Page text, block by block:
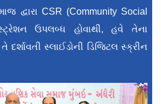
દ્વારા CSR (Community Social
ઉપલબ્ધ હોવાથી, હવે તેના
દર્શાવતી સ્લાઈડોની ડિજિટલ સ્ક્રીન